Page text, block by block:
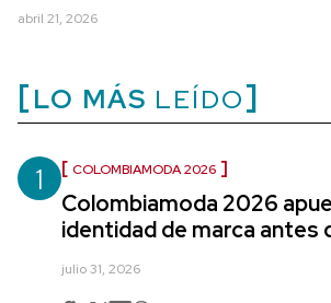
abril 21, 2026
LO MÁS LEÍDO
1 COLOMBIAMODA 2026
Colombiamoda 2026
identidad de marca antes
julio 31, 2026